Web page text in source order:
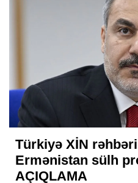
Türkiyə XİN
Ermənistan sülh
AÇIQLAMA